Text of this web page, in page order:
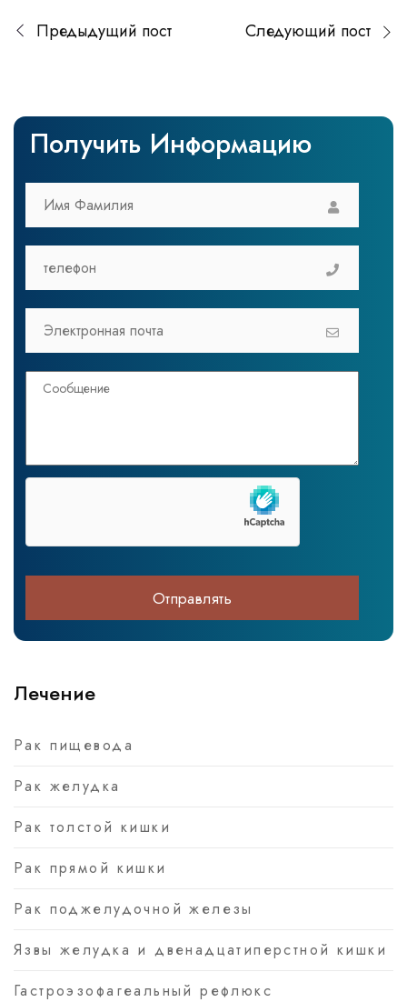
Предыдущий пост Следующий пост
Получить Информацию
Лечение
Рак пищевода
Рак желудка
Рак толстой кишки
Рак прямой кишки
Рак поджелудочной железы
Язвы желудка и двенадцатиперстной кишки
Гастроэзофагеальный рефлюкс